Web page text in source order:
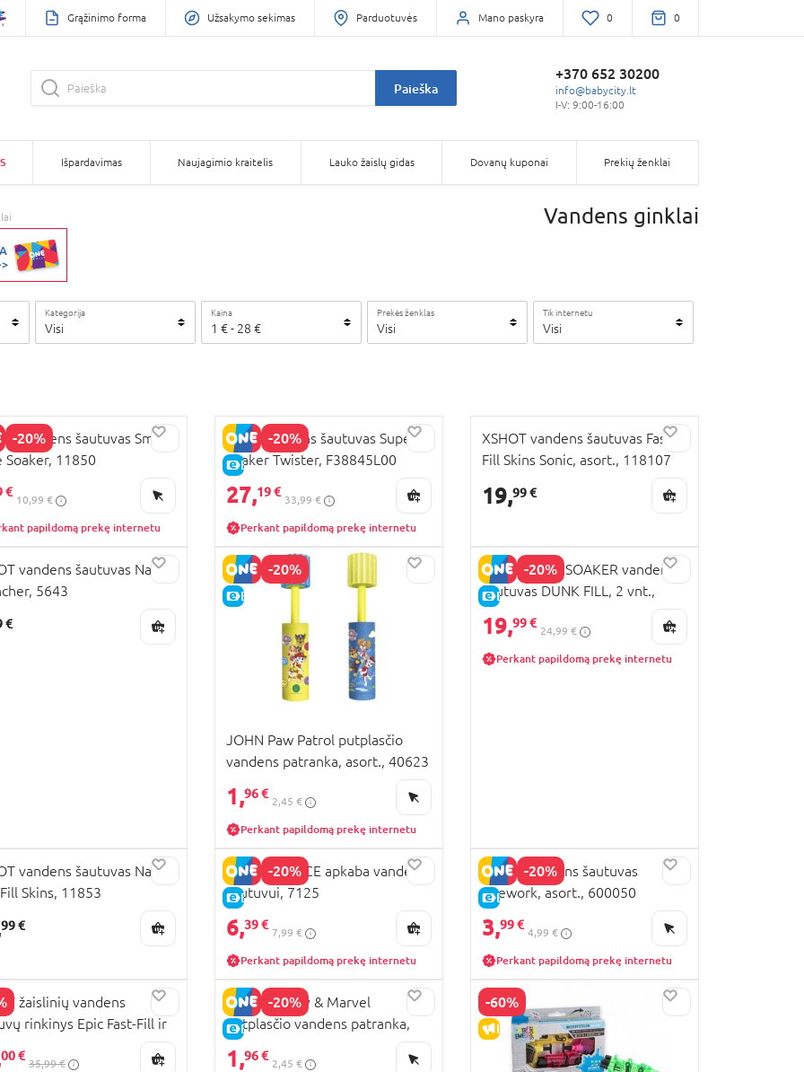
Grąžinimo forma Užsakymo sekimas Parduotuvės Mano paskyra 0 0
Paieška
+370 652 30200
info@babycity.lt
I-V: 9:00-16:00
Išpardavimas Naujagimio kraitelis Lauko žaislų gidas Dovanų kuponai Prekių ženklai
Vandens ginklai
Kategorija
Visi
Kaina
1 €- 28 €
Prekės ženklas
Visi
Tik internetu
Visi
-20%
vandens šautuvas Small
Soaker, 11850
€
10,99 €
papildomą prekę internetu
-20%
E-KAINA
NERF vandens šautuvas Super
Soaker Twister, F38845L00
27,19 €
33,99 €
Perkant papildomą prekę internetu
XSHOT vandens šautuvas Fast-
Fill Skins Sonic, asort., 118107
19,99 €
vandens šautuvas Nano
5643
€
-20%
E-KAINA
JOHN Paw Patrol putplasčio
vandens patranka, asort., 40623
1,96 €
2,45 €
Perkant papildomą prekę internetu
-20%
E-KAINA
NERF SUPER SOAKER vandens
šautuvas DUNK FILL, 2 vnt.,
G09955L0
19,99 €
24,99 €
Perkant papildomą prekę internetu
vandens šautuvas Nano
Skins, 11853
99 €
-20%
E-KAINA
HYDRO FORCE apkaba vandens
šautuvui, 7125
6,39 €
7,99 €
Perkant papildomą prekę internetu
-20%
E-KAINA
MOXY vandens šautuvas
Firework, asort., 600050
3,99 €
4,99 €
Perkant papildomą prekę internetu
žaislinių vandens
rinkinys Epic Fast-Fill ir
Fast-Fill, 56222
00 €
35,99 €
-20%
E-KAINA
JOHN Disney & Marvel
putplasčio vandens patranka,
asort., 40620
1,96 €
2,45 €
-60%
IŠPARDAVIMAS